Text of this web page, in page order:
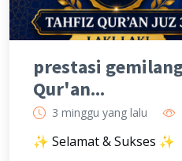
prestasi
Qur'an...
3 minggu yang lalu
✨ Selamat & Sukses ✨